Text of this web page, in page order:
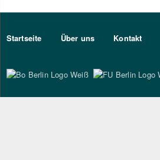
Sekundärmenu DE
Startseite Über uns Kontakt
Bo Berlin Logo